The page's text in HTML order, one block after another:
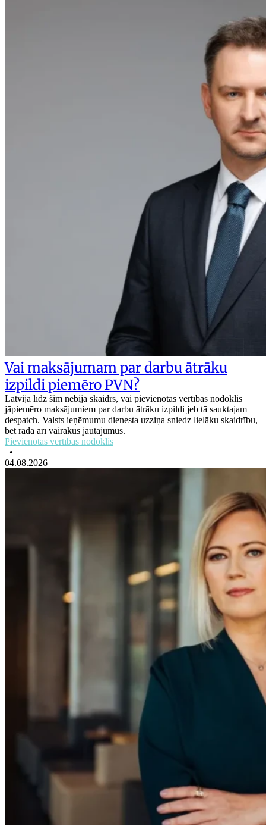
Vai maksājumam par darbu ātrāku
izpildi piemēro PVN?
Latvijā līdz šim nebija skaidrs, vai pievienotās vērtības nodoklis
jāpiemēro maksājumiem par darbu ātrāku izpildi jeb tā sauktajam
despatch. Valsts ieņēmumu dienesta uzziņa sniedz lielāku skaidrību,
bet rada arī vairākus jautājumus.
Pievienotās vērtības nodoklis
•
04.08.2026